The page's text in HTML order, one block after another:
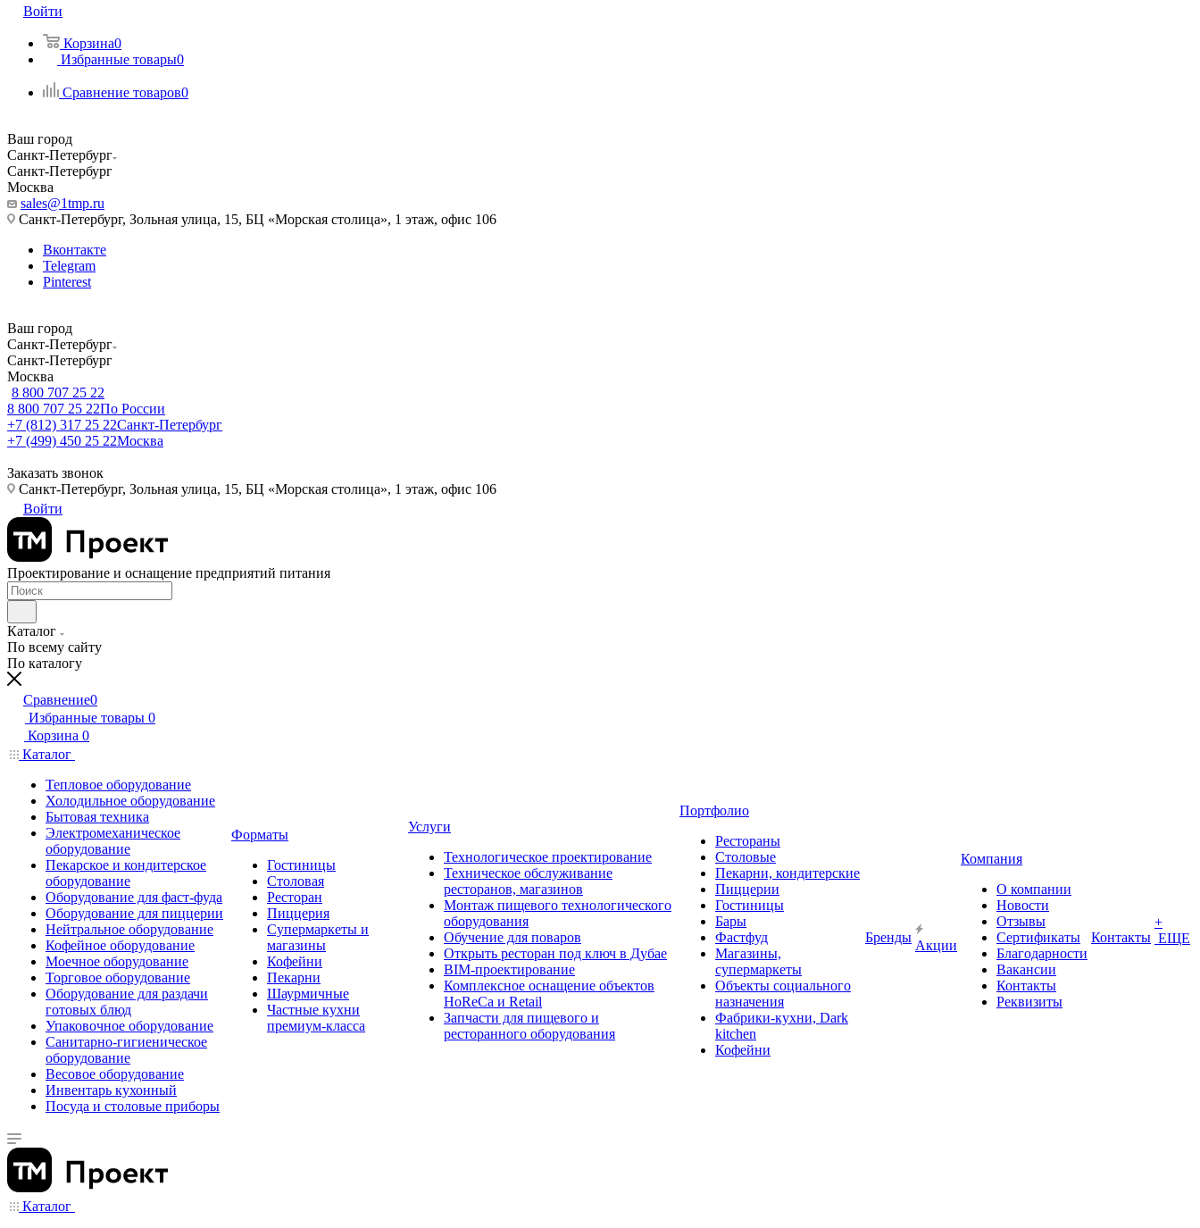
Войти
Корзина0
Избранные товары0
Сравнение товаров0
Ваш город
Санкт-Петербург
Санкт-Петербург
Москва
sales@1tmp.ru
Санкт-Петербург, Зольная улица, 15, БЦ «Морская столица», 1 этаж, офис 106
Вконтакте
Telegram
Pinterest
Ваш город
Санкт-Петербург
Санкт-Петербург
Москва
8 800 707 25 22
8 800 707 25 22По России
+7 (812) 317 25 22Санкт-Петербург
+7 (499) 450 25 22Москва
Заказать звонок
Санкт-Петербург, Зольная улица, 15, БЦ «Морская столица», 1 этаж, офис 106
Войти
Проектирование и оснащение предприятий питания
Каталог
По всему сайту
По каталогу
Сравнение0
Избранные товары 0
Корзина 0
Каталог
Тепловое оборудование
Холодильное оборудование
Бытовая техника
Электромеханическое
оборудование
Пекарское и кондитерское
оборудование
Оборудование для фаст-фуда
Оборудование для пиццерии
Нейтральное оборудование
Кофейное оборудование
Моечное оборудование
Торговое оборудование
Оборудование для раздачи
готовых блюд
Упаковочное оборудование
Санитарно-гигиеническое
оборудование
Весовое оборудование
Инвентарь кухонный
Посуда и столовые приборы
Форматы
Гостиницы
Столовая
Ресторан
Пиццерия
Супермаркеты и
магазины
Кофейни
Пекарни
Шаурмичные
Частные кухни
премиум-класса
Услуги
Технологическое проектирование
Техническое обслуживание
ресторанов, магазинов
Монтаж пищевого технологического
оборудования
Обучение для поваров
Открыть ресторан под ключ в Дубае
BIM-проектирование
Комплексное оснащение объектов
HoReCa и Retail
Запчасти для пищевого и
ресторанного оборудования
Портфолио
Рестораны
Столовые
Пекарни, кондитерские
Пиццерии
Гостиницы
Бары
Фастфуд
Магазины,
супермаркеты
Объекты социального
назначения
Фабрики-кухни, Dark
kitchen
Кофейни
Бренды
Акции
Компания
О компании
Новости
Отзывы
Сертификаты
Благодарности
Вакансии
Контакты
Реквизиты
Контакты
+
ЕЩЕ
Каталог